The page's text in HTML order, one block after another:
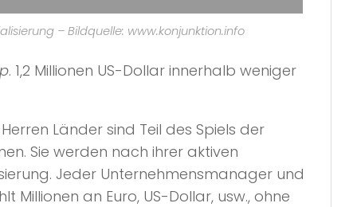
– Bildquelle: www.konjunktion.info
. 1,2 Millionen US-Dollar innerhalb weniger
Länder sind Teil des Spiels der
Sie werden nach ihrer aktiven
Jeder Unternehmensmanager und
an Euro, US-Dollar, usw., ohne